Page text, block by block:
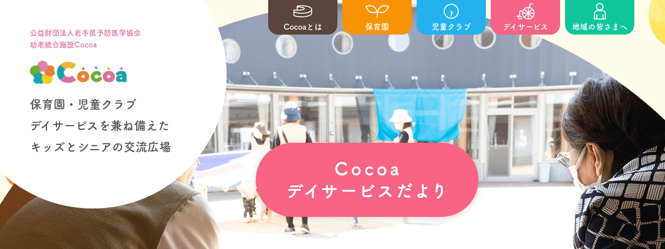
公益財団法人岩手県予防医学協会
幼老統合施設Cocoa
保育園・児童クラブ
デイサービスを兼ね備えた
キッズとシニアの交流広場
Cocoaとは 保育園 児童クラブ デイサービス 地域の皆さまへ